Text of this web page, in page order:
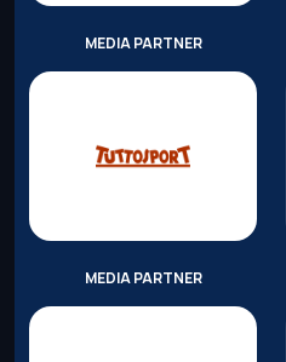
MEDIA PARTNER
MEDIA PARTNER